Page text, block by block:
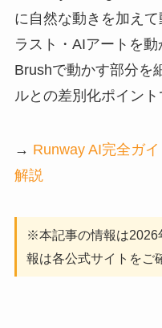
に自然な動きを加え
ラスト・AIアートを
Brushで動かす部分を
ルとの差別化ポイント
→ Runway AI完全ガ
解説
※本記事の情報は2026
報は各公式サイトをご